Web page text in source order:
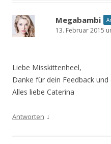
Megabambi
13. Februar 2015
Liebe Misskittenheel,
Danke für dein Feedback
Alles liebe Caterina
Antworten ↓